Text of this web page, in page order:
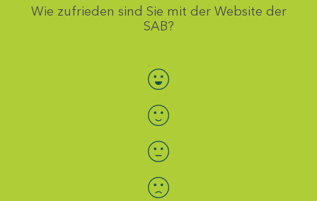
Wie zufrieden sind Sie mit der Website der
SAB?
Bewertung auswählen